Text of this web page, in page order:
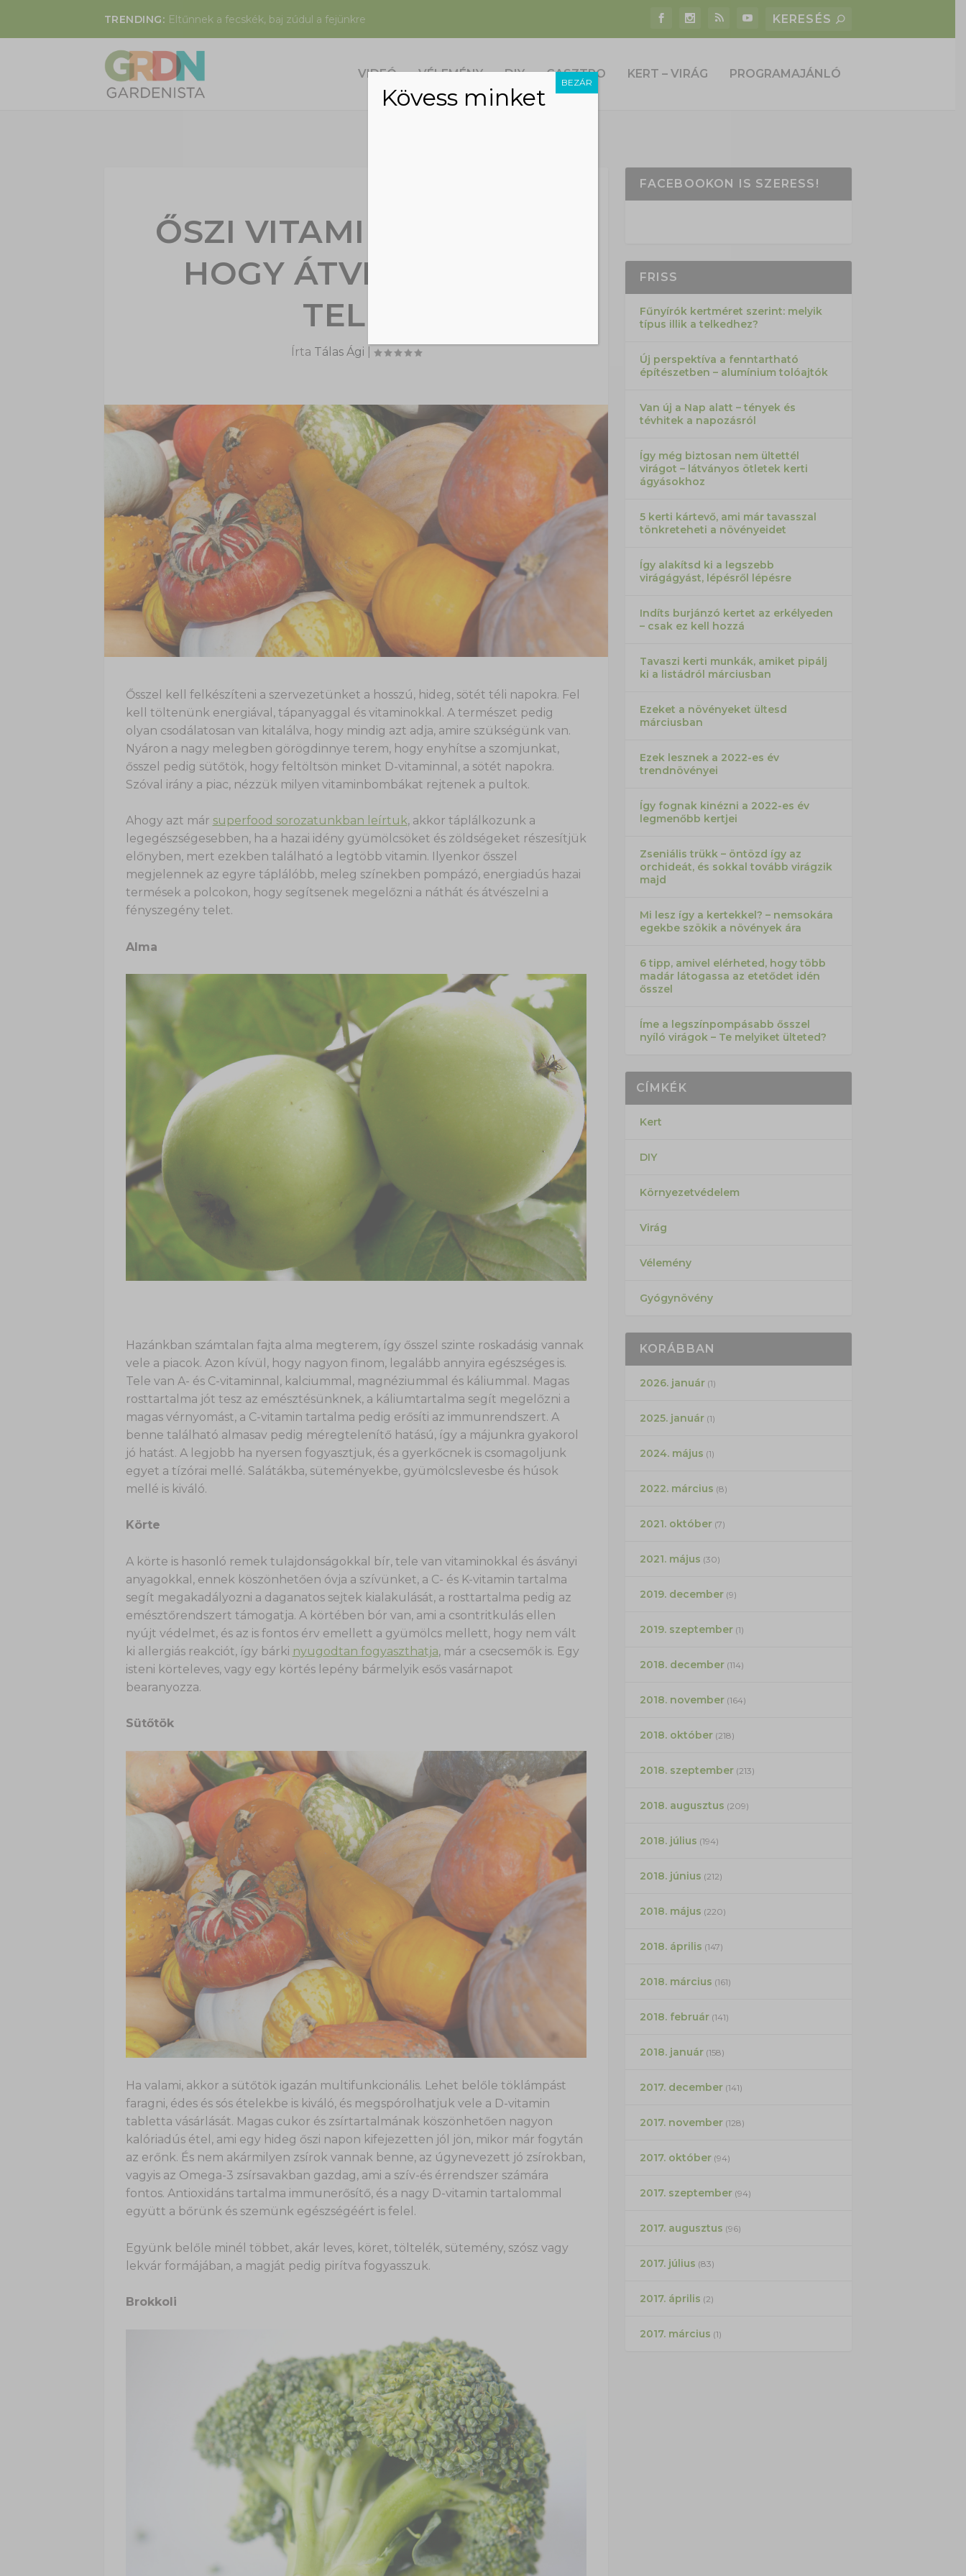
TRENDING: Eltűnnek a fecskék, baj zúdul a fejünkre
VIDEÓ VÉLEMÉNY DIY GASZTRO KERT – VIRÁG PROGRAMAJÁNLÓ
ŐSZI VITAMINBOMBÁK,
HOGY ÁTVÉSZELD A
TELET
Írta Tálas Ági
Ősszel kell felkészíteni a szervezetünket a hosszú, hideg, sötét téli napokra. Fel
kell töltenünk energiával, tápanyaggal és vitaminokkal. A természet pedig
olyan csodálatosan van kitalálva, hogy mindig azt adja, amire szükségünk van.
Nyáron a nagy melegben görögdinnye terem, hogy enyhítse a szomjunkat,
ősszel pedig sütőtök, hogy feltöltsön minket D-vitaminnal, a sötét napokra.
Szóval irány a piac, nézzük milyen vitaminbombákat rejtenek a pultok.
Ahogy azt már superfood sorozatunkban leírtuk, akkor táplálkozunk a
legegészségesebben, ha a hazai idény gyümölcsöket és zöldségeket részesítjük
előnyben, mert ezekben található a legtöbb vitamin. Ilyenkor ősszel
megjelennek az egyre táplálóbb, meleg színekben pompázó, energiadús hazai
termések a polcokon, hogy segítsenek megelőzni a náthát és átvészelni a
fényszegény telet.
Alma
Hazánkban számtalan fajta alma megterem, így ősszel szinte roskadásig vannak
vele a piacok. Azon kívül, hogy nagyon finom, legalább annyira egészséges is.
Tele van A- és C-vitaminnal, kalciummal, magnéziummal és káliummal. Magas
rosttartalma jót tesz az emésztésünknek, a káliumtartalma segít megelőzni a
magas vérnyomást, a C-vitamin tartalma pedig erősíti az immunrendszert. A
benne található almasav pedig méregtelenítő hatású, így a májunkra gyakorol
jó hatást. A legjobb ha nyersen fogyasztjuk, és a gyerkőcnek is csomagoljunk
egyet a tízórai mellé. Salátákba, süteményekbe, gyümölcslevesbe és húsok
mellé is kiváló.
Körte
A körte is hasonló remek tulajdonságokkal bír, tele van vitaminokkal és ásványi
anyagokkal, ennek köszönhetően óvja a szívünket, a C- és K-vitamin tartalma
segít megakadályozni a daganatos sejtek kialakulását, a rosttartalma pedig az
emésztőrendszert támogatja. A körtében bór van, ami a csontritkulás ellen
nyújt védelmet, és az is fontos érv emellett a gyümölcs mellett, hogy nem vált
ki allergiás reakciót, így bárki nyugodtan fogyaszthatja, már a csecsemők is. Egy
isteni körteleves, vagy egy körtés lepény bármelyik esős vasárnapot
bearanyozza.
Sütőtök
Ha valami, akkor a sütőtök igazán multifunkcionális. Lehet belőle töklámpást
faragni, édes és sós ételekbe is kiváló, és megspórolhatjuk vele a D-vitamin
tabletta vásárlását. Magas cukor és zsírtartalmának köszönhetően nagyon
kalóriadús étel, ami egy hideg őszi napon kifejezetten jól jön, mikor már fogytán
az erőnk. És nem akármilyen zsírok vannak benne, az úgynevezett jó zsírokban,
vagyis az Omega-3 zsírsavakban gazdag, ami a szív-és érrendszer számára
fontos. Antioxidáns tartalma immunerősítő, és a nagy D-vitamin tartalommal
együtt a bőrünk és szemünk egészségéért is felel.
Együnk belőle minél többet, akár leves, köret, töltelék, sütemény, szósz vagy
lekvár formájában, a magját pedig pirítva fogyasszuk.
Brokkoli
FACEBOOKON IS SZERESS!
FRISS
Fűnyírók kertméret szerint: melyik
típus illik a telkedhez?
Új perspektíva a fenntartható
építészetben – alumínium tolóajtók
Van új a Nap alatt – tények és
tévhitek a napozásról
Így még biztosan nem ültettél
virágot – látványos ötletek kerti
ágyásokhoz
5 kerti kártevő, ami már tavasszal
tönkreteheti a növényeidet
Így alakítsd ki a legszebb
virágágyást, lépésről lépésre
Indíts burjánzó kertet az erkélyeden
– csak ez kell hozzá
Tavaszi kerti munkák, amiket pipálj
ki a listádról márciusban
Ezeket a növényeket ültesd
márciusban
Ezek lesznek a 2022-es év
trendnövényei
Így fognak kinézni a 2022-es év
legmenőbb kertjei
Zseniális trükk – öntözd így az
orchideát, és sokkal tovább virágzik
majd
Mi lesz így a kertekkel? – nemsokára
egekbe szökik a növények ára
6 tipp, amivel elérheted, hogy több
madár látogassa az etetődet idén
ősszel
Íme a legszínpompásabb ősszel
nyíló virágok – Te melyiket ülteted?
CÍMKÉK
Kert
DIY
Környezetvédelem
Virág
Vélemény
Gyógynövény
KORÁBBAN
2026. január(1)
2025. január(1)
2024. május (1)
2022. március (8)
2021. október(7)
2021. május (30)
2019. december(9)
2019. szeptember(1)
2018. december(114)
2018. november(164)
2018. október(218)
2018. szeptember(213)
2018. augusztus (209)
2018. július (194)
2018. június (212)
2018. május (220)
2018. április (147)
2018. március (161)
2018. február(141)
2018. január(158)
2017. december(141)
2017. november(128)
2017. október(94)
2017. szeptember(94)
2017. augusztus (96)
2017. július (83)
2017. április (2)
2017. március (1)
Kövess minket
BEZÁR